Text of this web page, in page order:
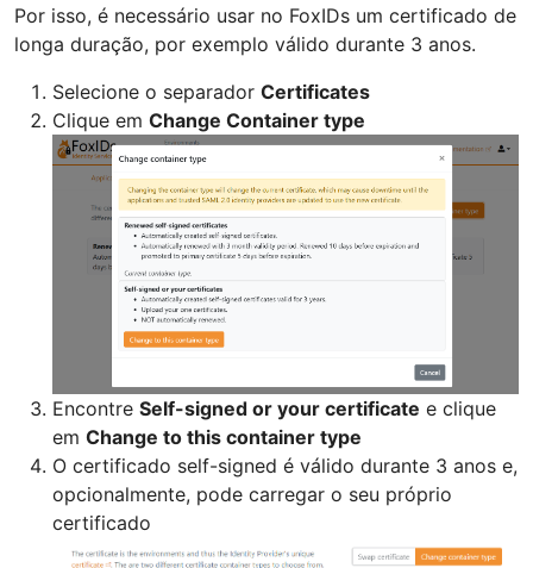
Por isso, é necessário usar no FoxIDs um certificado de
longa duração, por exemplo válido durante 3 anos.
Selecione o separador Certificates
Clique em Change Container type
Encontre Self-signed or your certificate e clique
em Change to this container type
O certificado self-signed é válido durante 3 anos e,
opcionalmente, pode carregar o seu próprio
certificado